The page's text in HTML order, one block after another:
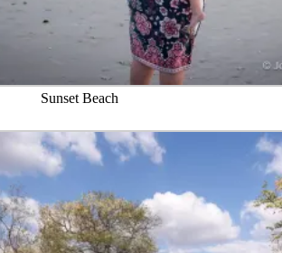
Sunset Beach